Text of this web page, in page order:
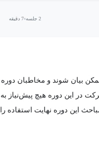
2 جلسه 7 دقیقه
بیان شوند و مخاطبان دوره
در این دوره هیچ پیش‌نیاز به
این دوره نهایت استفاده را